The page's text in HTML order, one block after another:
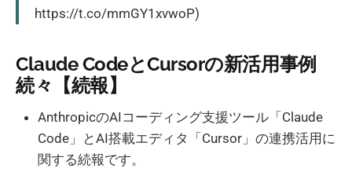
https://t.co/mmGY1xvwoP)
Claude CodeとCursorの新活用事例
続々【続報】
AnthropicのAIコーディング支援ツール「Claude
Code」とAI搭載エディタ「Cursor」の連携活用に
関する続報です。